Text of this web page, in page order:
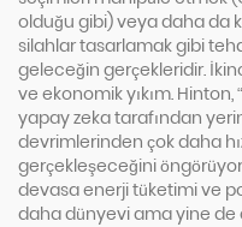
olduğu gibi) veya daha da
silahlar tasarlamak gibi
geleceğin gerçekleridir.
ve ekonomik yıkım.
yapay zeka tarafından
devrimlerinden çok daha
gerçekleşeceğini
devasa enerji tüketimi ve
daha dünyevi ama yine